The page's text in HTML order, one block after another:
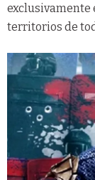
exclusivamente
territorios de